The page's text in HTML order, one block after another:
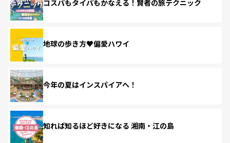
コスパもタイパもかなえる！賢者の旅テクニック
地球の歩き方♥偏愛ハワイ
今年の夏はインスパイアへ！
知れば知るほど好きになる 湘南・江の島